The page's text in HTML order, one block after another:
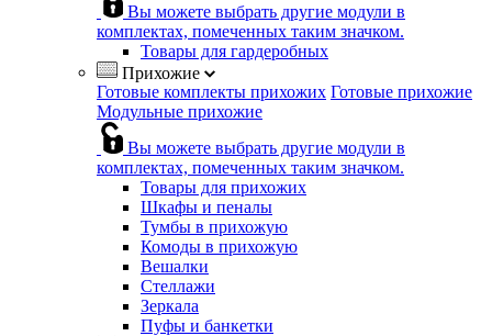
Вы можете выбрать другие модули в
комплектах, помеченных таким значком.
Товары для гардеробных
Прихожие
Готовые комплекты прихожих Готовые прихожие
Модульные прихожие
Вы можете выбрать другие модули в
комплектах, помеченных таким значком.
Товары для прихожих
Шкафы и пеналы
Тумбы в прихожую
Комоды в прихожую
Вешалки
Стеллажи
Зеркала
Пуфы и банкетки